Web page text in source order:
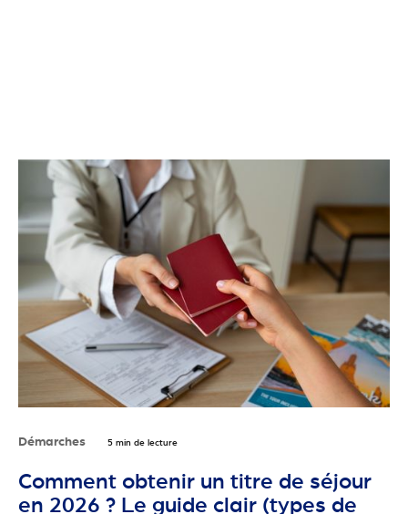
Démarches 5 min de lecture
Comment obtenir un titre de séjour
en 2026 ? Le guide clair (types de